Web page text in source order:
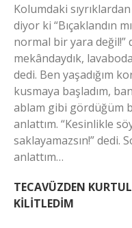
Kolumdaki
diyor ki “Bıçaklandın
normal bir yara değil!”
mekândaydık,
dedi. Ben yaşadığım
kusmaya başladım,
ablam gibi gördüğüm
anlattım. “Kesinlikle
saklayamazsın!” dedi.
anlattım…
TECAVÜZDEN
KİLİTLEDİM